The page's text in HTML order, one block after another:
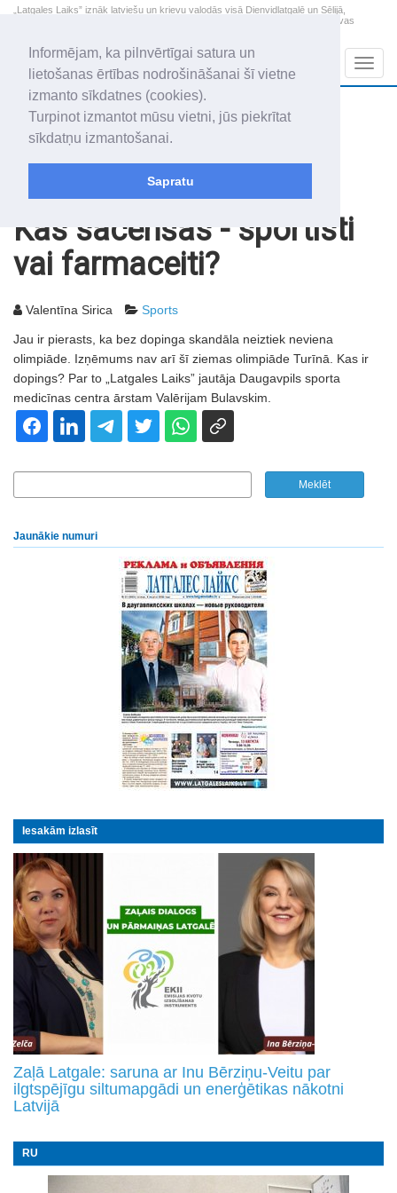
Informējam, ka pilnvērtīgai satura un
lietošanas ērtības nodrošināšanai šī vietne
izmanto sīkdatnes (cookies).
Turpinot izmantot mūsu vietni, jūs piekrītat
sīkdatņu izmantošanai.
Sapratu
„Latgales Laiks” iznāk latviešu un krievu valodās visā Dienvidlatgalē un Sēlijā,
„Latgales Laiks” latviešu valodā aptver Daugavpils valstspilsētu, Augšdaugavas
2026. gada 7. augusts
Piektdiena
Alfrēds, Fredis, Madars
+19.5
Kas sacenšas - sportisti
vai farmaceiti?
Valentīna Sirica Sports
Jau ir pierasts, ka bez dopinga skandāla neiztiek neviena
olimpiāde. Izņēmums nav arī šī ziemas olimpiāde Turīnā. Kas ir
dopings? Par to „Latgales Laiks” jautāja Daugavpils sporta
medicīnas centra ārstam Valērijam Bulavskim.
Jaunākie numuri
Iesakām izlasīt
Zaļā Latgale: saruna ar Inu Bērziņu-Veitu par
ilgtspējīgu siltumapgādi un enerģētikas nākotni
Latvijā
RU